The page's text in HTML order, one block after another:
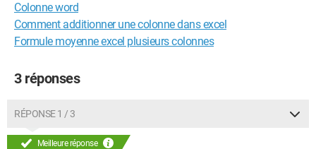
Colonne word
Comment additionner une colonne dans excel
Formule moyenne excel plusieurs colonnes
3 réponses
RÉPONSE 1 / 3
Meilleure réponse